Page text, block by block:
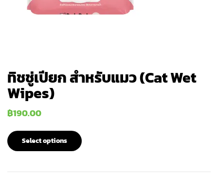
ทิชชู่เปียก สำหรับแมว (Cat Wet
Wipes)
฿190.00
Select options